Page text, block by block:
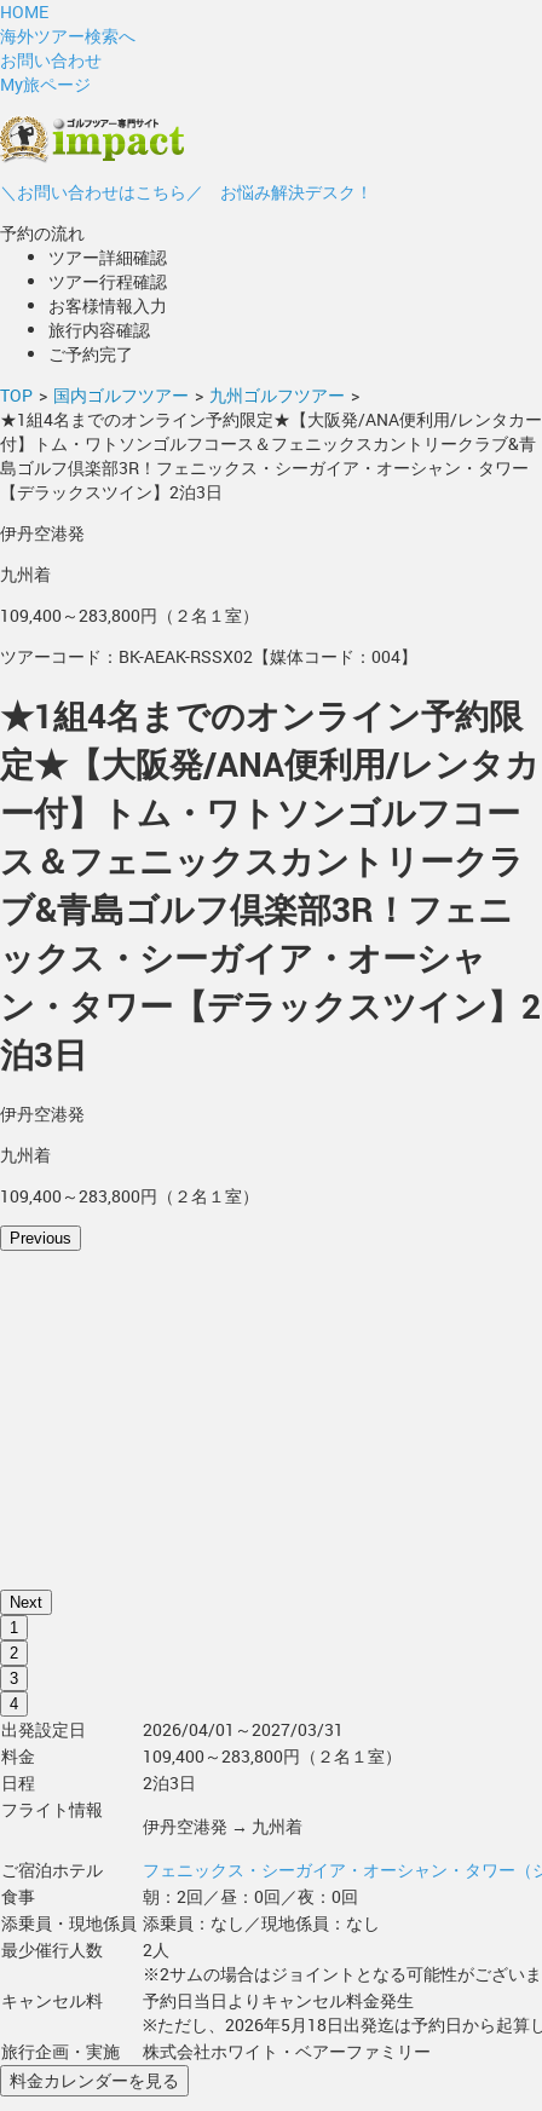
HOME
海外ツアー検索へ
お問い合わせ
My旅ページ
＼お問い合わせはこちら／ お悩み解決デスク！
予約の流れ
ツアー詳細確認
ツアー行程確認
お客様情報入力
旅行内容確認
ご予約完了
TOP > 国内ゴルフツアー > 九州ゴルフツアー >
★1組4名までのオンライン予約限定★【大阪発/ANA便利用/レンタカー
付】トム・ワトソンゴルフコース＆フェニックスカントリークラブ&青
島ゴルフ倶楽部3R！フェニックス・シーガイア・オーシャン・タワー
【デラックスツイン】2泊3日
伊丹空港発
九州着
109,400～283,800円（２名１室）
ツアーコード：BK-AEAK-RSSX02【媒体コード：004】
★1組4名までのオンライン予約限
定★【大阪発/ANA便利用/レンタカ
ー付】トム・ワトソンゴルフコー
ス＆フェニックスカントリークラ
ブ&青島ゴルフ倶楽部3R！フェニ
ックス・シーガイア・オーシャ
ン・タワー【デラックスツイン】2
泊3日
伊丹空港発
九州着
109,400～283,800円（２名１室）
Previous
Next
1
2
3
4
出発設定日
2026/04/01～2027/03/31
料金
109,400～283,800円（２名１室）
日程
2泊3日
フライト情報
伊丹空港発 → 九州着
ご宿泊ホテル
フェニックス・シーガイア・オーシャン・タワー（
食事
朝：2回／昼：0回／夜：0回
添乗員・現地係員 添乗員：なし／現地係員：なし
最少催行人数
2人
※2サムの場合はジョイントとなる可能性がござい
キャンセル料
予約日当日よりキャンセル料金発生
※ただし、2026年5月18日出発迄は予約日から起算
旅行企画・実施
株式会社ホワイト・ベアーファミリー